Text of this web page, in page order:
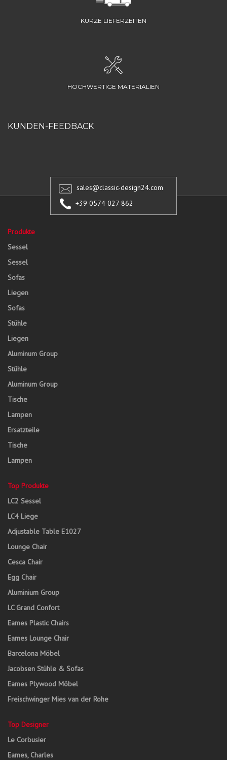
KURZE LIEFERZEITEN
HOCHWERTIGE MATERIALIEN
KUNDEN-FEEDBACK
sales@classic-design24.com
+39 0574 027 862
Produkte
Sessel
Sessel
Sofas
Liegen
Sofas
Stühle
Liegen
Aluminum Group
Stühle
Aluminum Group
Tische
Lampen
Ersatzteile
Tische
Lampen
Top Produkte
LC2 Sessel
LC4 Liege
Adjustable Table E1027
Lounge Chair
Cesca Chair
Egg Chair
Aluminium Group
LC Grand Confort
Eames Plastic Chairs
Eames Lounge Chair
Barcelona Möbel
Jacobsen Stühle & Sofas
Eames Plywood Möbel
Freischwinger Mies van der Rohe
Top Designer
Le Corbusier
Eames, Charles